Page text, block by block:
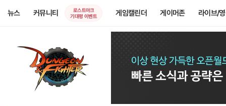
뉴스 커뮤니티
로스트아크
기대평 이벤트
게임캘린더 게이머존 라이브/